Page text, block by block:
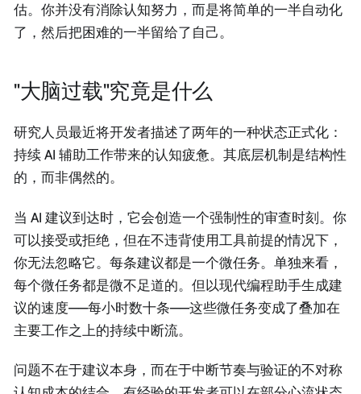
估。你并没有消除认知努力，而是将简单的一半自动化
了，然后把困难的一半留给了自己。
"大脑过载"究竟是什么
研究人员最近将开发者描述了两年的一种状态正式化：
持续 AI 辅助工作带来的认知疲惫。其底层机制是结构性
的，而非偶然的。
当 AI 建议到达时，它会创造一个强制性的审查时刻。你
可以接受或拒绝，但在不违背使用工具前提的情况下，
你无法忽略它。每条建议都是一个微任务。单独来看，
每个微任务都是微不足道的。但以现代编程助手生成建
议的速度——每小时数十条——这些微任务变成了叠加在
主要工作之上的持续中断流。
问题不在于建议本身，而在于中断节奏与验证的不对称